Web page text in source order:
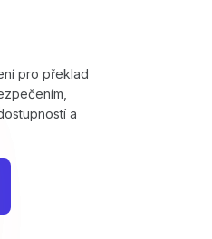
pro překlad
a